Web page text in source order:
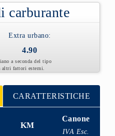
carburante
Extra urbano:
4.90
a seconda del tipo
fattori esterni.
CARATTERISTICHE
KM
Canone
IVA Esc.